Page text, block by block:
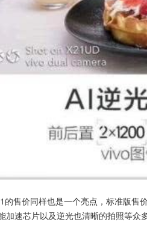
的售价同样也是一个亮点，标准版售
加速芯片以及逆光也清晰的拍照等众